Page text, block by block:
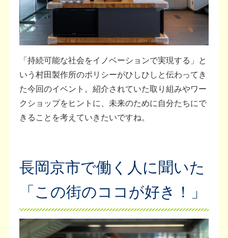
「持続可能な社会をイノベーションで実現する」と
いう村田製作所のポリシーがひしひしと伝わってき
た今回のイベント。紹介されていた取り組みやワー
クショップをヒントに、未来のために自分たちにで
きることを考えていきたいですね。
長岡京市で働く人に聞いた
「この街のココが好き！」